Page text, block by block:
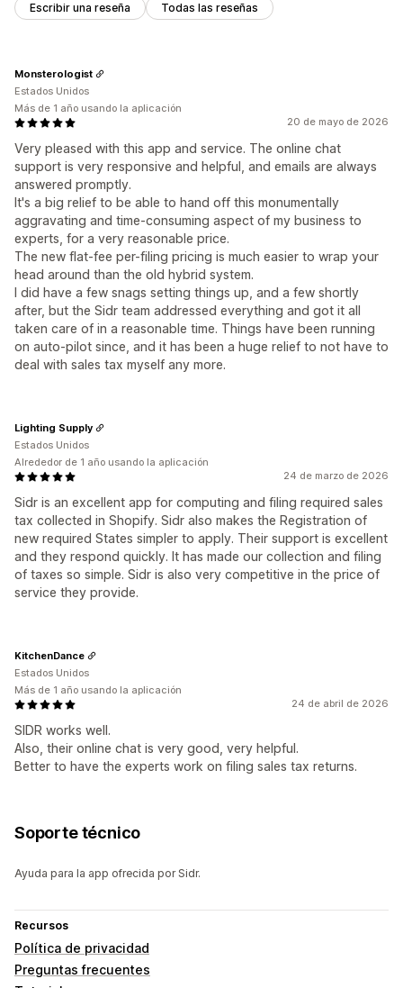
Escribir una reseña Todas las reseñas
20 de mayo de 2026
Very pleased with this app and service. The online chat
support is very responsive and helpful, and emails are always
answered promptly.
It's a big relief to be able to hand off this monumentally
aggravating and time-consuming aspect of my business to
experts, for a very reasonable price.
The new flat-fee per-filing pricing is much easier to wrap your
head around than the old hybrid system.
I did have a few snags setting things up, and a few shortly
after, but the Sidr team addressed everything and got it all
taken care of in a reasonable time. Things have been running
on auto-pilot since, and it has been a huge relief to not have to
deal with sales tax myself any more.
Monsterologist
Estados Unidos
Más de 1 año usando la aplicación
24 de marzo de 2026
Sidr is an excellent app for computing and filing required sales
tax collected in Shopify. Sidr also makes the Registration of
new required States simpler to apply. Their support is excellent
and they respond quickly. It has made our collection and filing
of taxes so simple. Sidr is also very competitive in the price of
service they provide.
Lighting Supply
Estados Unidos
Alrededor de 1 año usando la aplicación
24 de abril de 2026
SIDR works well.
Also, their online chat is very good, very helpful.
Better to have the experts work on filing sales tax returns.
KitchenDance
Estados Unidos
Más de 1 año usando la aplicación
Soporte técnico
Ayuda para la app ofrecida por Sidr.
Recursos
Política de privacidad
Preguntas frecuentes